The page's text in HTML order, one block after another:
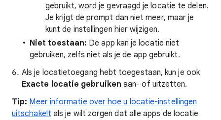
gebruikt, word je gevraagd je locatie te delen.
Je krijgt de prompt dan niet meer, maar je
kunt de instellingen hier wijzigen.
Niet toestaan: De app kan je locatie niet
gebruiken, zelfs niet als je de app gebruikt.
Als je locatietoegang hebt toegestaan, kun je ook
Exacte locatie gebruiken aan- of uitzetten.
Tip: Meer informatie over hoe u locatie-instellingen
uitschakelt als je wilt zorgen dat alle apps de locatie